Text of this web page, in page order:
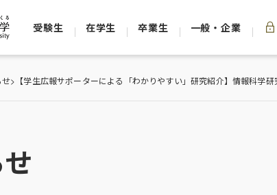
受験生 在学生 卒業生 一般・企業
せ> 【学生広報サポーターによる「わかりやすい」研究紹介】情報科学